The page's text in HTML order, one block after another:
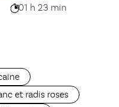
01 h 23 min
et radis roses